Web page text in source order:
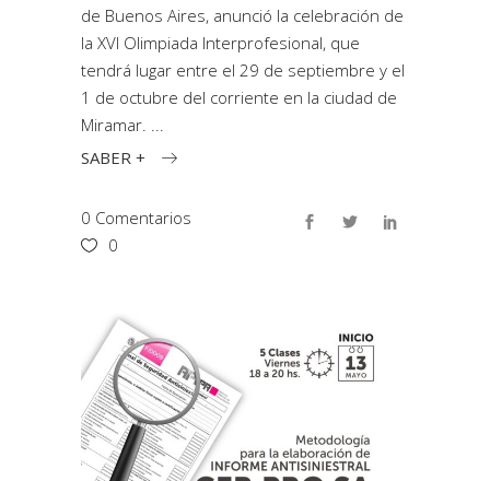
de Buenos Aires, anunció la celebración de
la XVI Olimpiada Interprofesional, que
tendrá lugar entre el 29 de septiembre y el
1 de octubre del corriente en la ciudad de
Miramar.
SABER +
0 Comentarios
0